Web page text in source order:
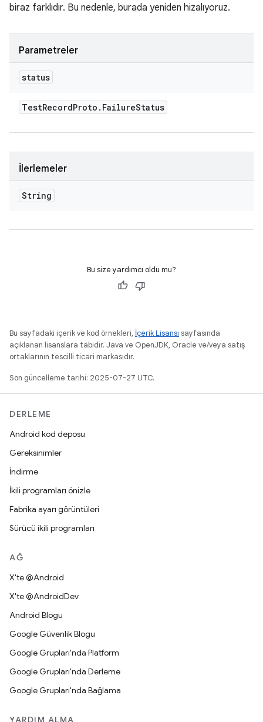
biraz farklıdır. Bu nedenle, burada yeniden hizalıyoruz.
Parametreler
status
TestRecordProto . FailureStatus
İlerlemeler
String
Bu size yardımcı oldu mu?
Bu sayfadaki içerik ve kod örnekleri, İçerik Lisansı sayfasında
açıklanan lisanslara tabidir. Java ve OpenJDK, Oracle ve/veya satış
ortaklarının tescilli ticari markasıdır.
Son güncelleme tarihi: 2025-07-27 UTC.
DERLEME
Android kod deposu
Gereksinimler
İndirme
İkili programları önizle
Fabrika ayarı görüntüleri
Sürücü ikili programları
AĞ
X'te @Android
X'te @AndroidDev
Android Blogu
Google Güvenlik Blogu
Google Grupları'nda Platform
Google Grupları'nda Derleme
Google Grupları'nda Bağlama
YARDIM ALMA